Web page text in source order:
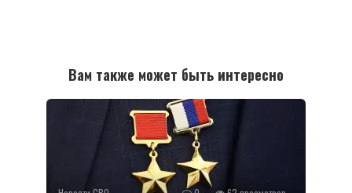
Вам также может быть интересно